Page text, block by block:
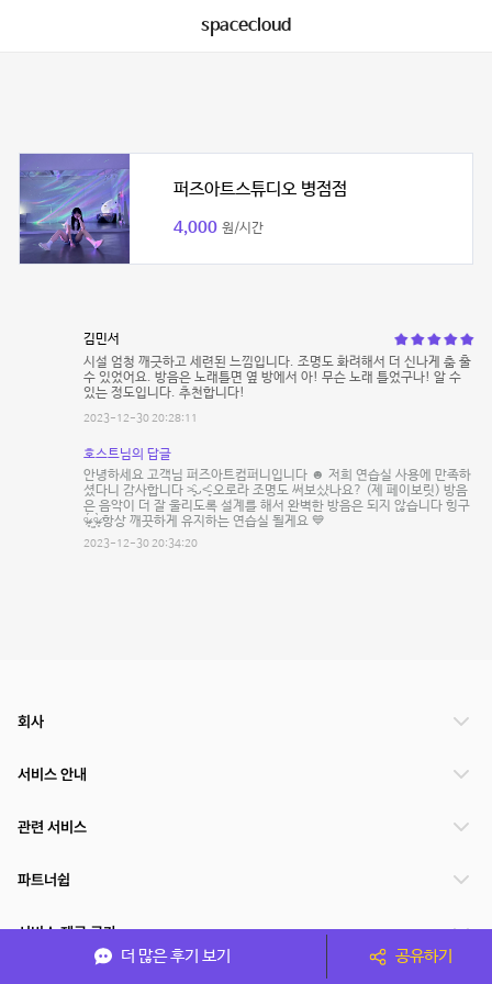
spacecloud
퍼즈아트스튜디오 병점점
4,000 원/시간
김민서
시설 엄청 깨긋하고 세련된 느낌입니다. 조명도 화려해서 더 신나게 춤 출
수 있었어요. 방음은 노래틀면 옆 방에서 아! 무슨 노래 틀었구나! 알 수
있는 정도입니다. 추천합니다!
2023-12-30 20:28:11
호스트님의 답글
안녕하세요 고객님 퍼즈아트컴퍼니입니다 ☻ 저희 연습실 사용에 만족하
셨다니 감사합니다 ˃̵͈̑ᴗ˂̵͈̑ 오로라 조명도 써보샸나요? (제 페이보릿) 방음
은 음악이 더 잘 울리도록 설계를 해서 완벽한 방음은 되지 않습니다 힝구
ᵒ̴̶̷̥́·̫ᵒ̴̶̷̣̥̀ 항상 깨끗하게 유지하는 연습실 될게요 💙
2023-12-30 20:34:20
더 많은 후기 보기 공유하기
회사
서비스 안내
관련 서비스
파트너쉽
서비스 제공 국가